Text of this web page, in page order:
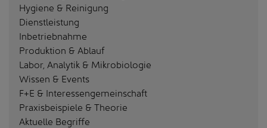
Hygiene & Reinigung
Dienstleistung
Inbetriebnahme
Produktion & Ablauf
Labor, Analytik & Mikrobiologie
Wissen & Events
F+E & Interessengemeinschaft
Praxisbeispiele & Theorie
Aktuelle Begriffe